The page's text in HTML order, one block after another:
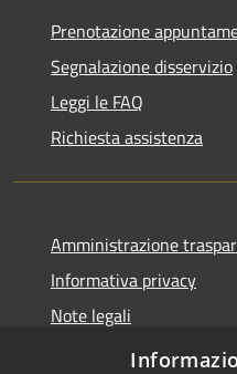
Prenotazione
Segnalazione disservizio
Leggi le FAQ
Richiesta assistenza
Amministrazione
Informativa privacy
Note legali
Dichiarazione di